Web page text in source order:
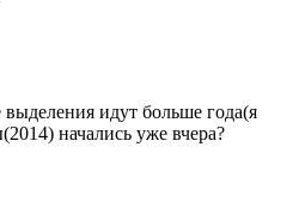
выделения идут больше года(я
начались уже вчера?